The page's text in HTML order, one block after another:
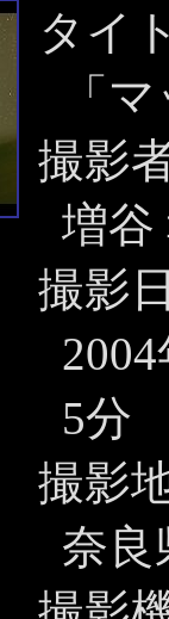
タイ
「
撮影
増谷
撮影
5分
撮影
奈良